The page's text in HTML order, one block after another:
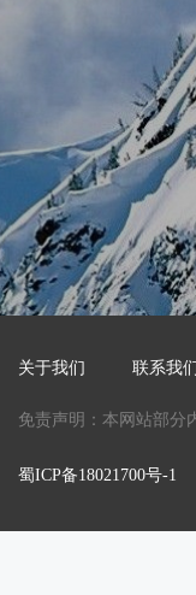
关于我们 联系我们
免责声明：本网站部分
蜀ICP备18021700号-1